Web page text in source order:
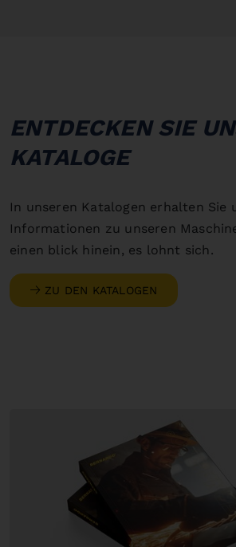
ENTDECKEN SIE
KATALOGE
In unseren Katalogen erhalten Sie
Informationen zu unseren
einen blick hinein, es lohnt sich.
ZU DEN KATALOGEN